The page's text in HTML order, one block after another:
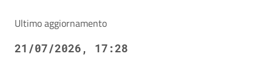
Ultimo aggiornamento
21/07/2026, 17:28